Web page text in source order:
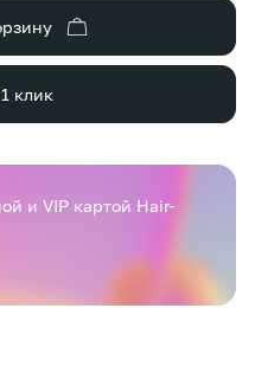
клик
и VIP картой Hair-